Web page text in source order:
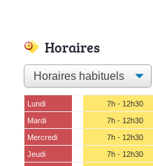
Horaires
Lundi 7h - 12h30
Mardi
7h - 12h30
Mercredi
7h - 12h30
Jeudi
7h - 12h30